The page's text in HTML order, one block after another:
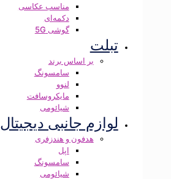
مناسب عکاسی
دکمه‌ای
گوشی 5G
تبلت
بر اساس برند
سامسونگ
لنوو
مایکروسافت
شیائومی
لوازم جانبی دیجیتال
هدفون و هندزفری
اپل
سامسونگ
شیائومی